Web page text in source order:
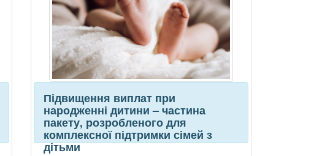
Підвищення виплат при
народженні дитини – частина
пакету, розробленого для
комплексної підтримки сімей з
дітьми